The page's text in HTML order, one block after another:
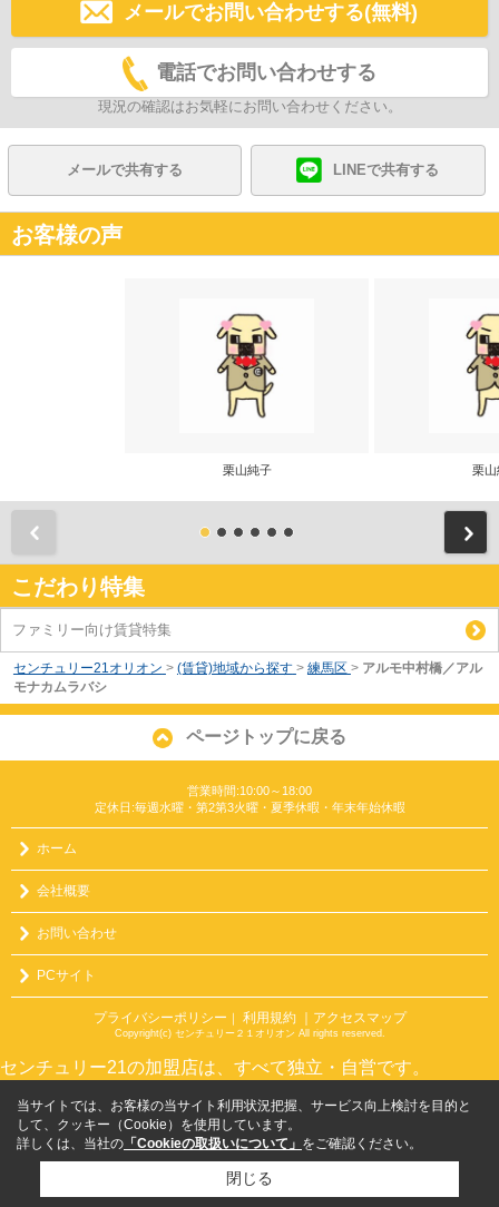
メールでお問い合わせする(無料)
電話でお問い合わせする
現況の確認はお気軽にお問い合わせください。
メールで共有する LINEで共有する
お客様の声
栗山純子 栗山
こだわり特集
ファミリー向け賃貸特集
センチュリー21オリオン > (賃貸)地域から探す > 練馬区 > アルモ中村橋／アル
モナカムラバシ
ページトップに戻る
営業時間:10:00～18:00
定休日:毎週水曜・第2第3火曜・夏季休暇・年末年始休暇
ホーム
会社概要
お問い合わせ
PCサイト
プライバシーポリシー 利用規約 ｜アクセスマップ
Copyright(c) センチュリー２１オリオン All rights reserved.
センチュリー21の加盟店は、すべて独立・自営です。
当サイトでは、お客様の当サイト利用状況把握、サービス向上検討を目的と
して、クッキー（Cookie）を使用しています。
詳しくは、当社の 「Cookieの取扱いについて」 をご確認ください。
閉じる